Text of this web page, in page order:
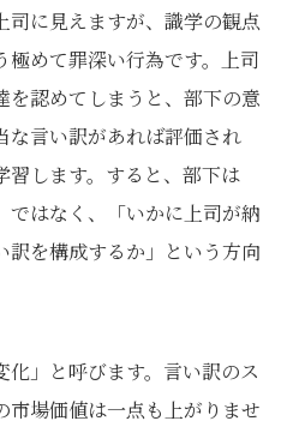
司に見えますが、識学の観点
めて罪深い行為です。上司
を認めてしまうと、部下の意
な言い訳があれば評価され
習します。すると、部下は
ではなく、「いかに上司が納
訳を構成するか」という方向
化」と呼びます。言い訳のス
市場価値は一点も上がりませ